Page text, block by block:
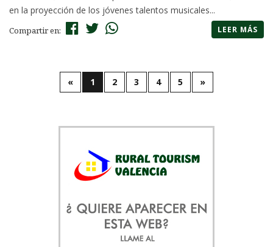
en la proyección de los jóvenes talentos musicales...
Compartir en: LEER MÁS
« 1 2 3 4 5 »